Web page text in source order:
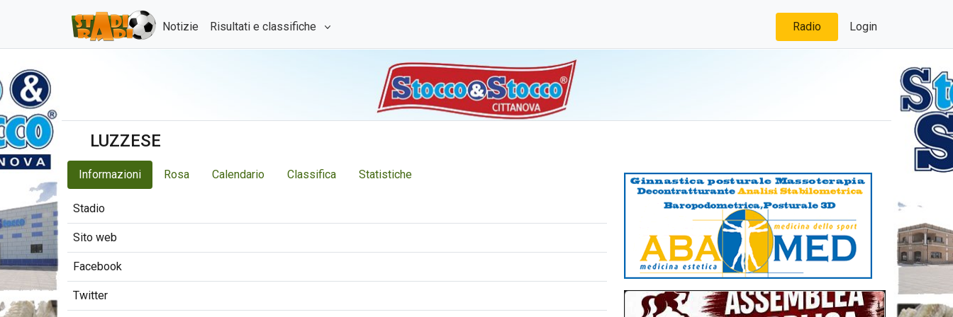
Notizie Risultati e classifiche Radio Login
LUZZESE
Informazioni Rosa Calendario Classifica Statistiche
Stadio
Sito web
Facebook
Twitter